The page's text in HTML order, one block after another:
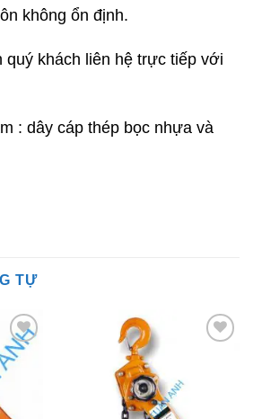
không ổn định.
quý khách liên hệ trực tiếp với
: dây cáp thép bọc nhựa và
TỰ